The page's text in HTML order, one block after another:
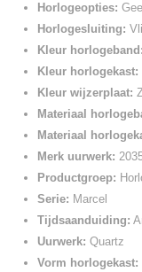
Horlogeopties:
Horlogesluiting:
Kleur horlogeband:
Kleur horlogekast:
Kleur wijzerplaat:
Materiaal
Materiaal
Merk uurwerk:
Productgroep:
Serie: Marcel
Tijdsaanduiding:
Uurwerk: Quartz
Vorm horlogekast: